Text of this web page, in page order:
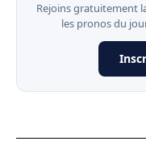
Rejoins gratuitement
les pronos du